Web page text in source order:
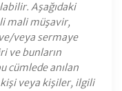
Aşağıdaki
mali müşavir,
veya sermaye
ve bunların
cümlede anılan
veya kişiler, ilgili